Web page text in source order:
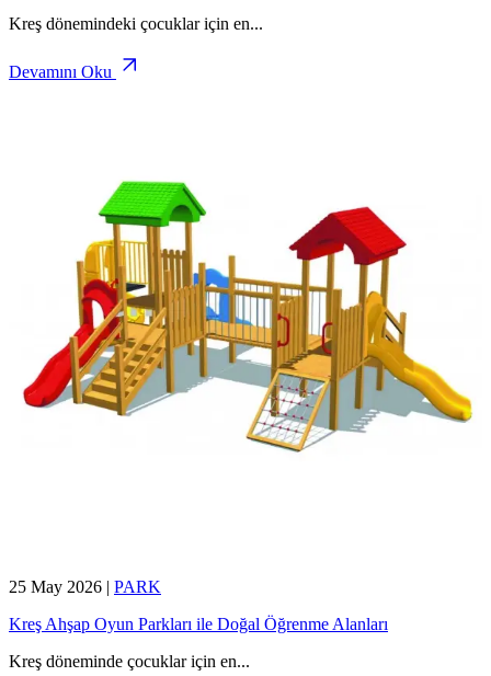
Kreş dönemindeki çocuklar için en...
Devamını Oku
25 May 2026 | PARK
Kreş Ahşap Oyun Parkları ile Doğal Öğrenme Alanları
Kreş döneminde çocuklar için en...